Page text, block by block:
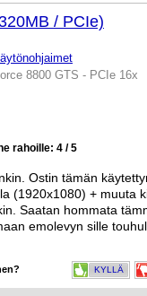
/ PCIe)
8800 GTS - PCIe 16x
rahoille: 4 / 5
Ostin tämän
(1920x1080) + muuta
Saatan hommata
emolevyn sille
KYLLÄ